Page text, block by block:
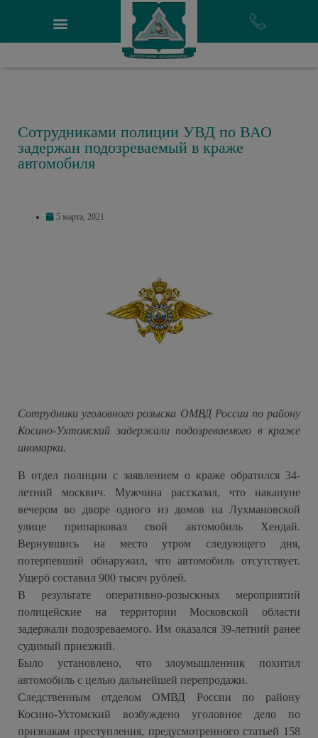
Сотрудниками полиции УВД по ВАО
задержан подозреваемый в краже
автомобиля
5 марта, 2021
Сотрудники уголовного розыска ОМВД России по району
Косино-Ухтомский задержали подозреваемого в краже
иномарки.
В отдел полиции с заявлением о краже обратился 34-
летний москвич. Мужчина рассказал, что накануне
вечером во дворе одного из домов на Лухмановской
улице припарковал свой автомобиль Хендай.
Вернувшись на место утром следующего дня,
потерпевший обнаружил, что автомобиль отсутствует.
Ущерб составил 900 тысяч рублей.
В результате оперативно-розыскных мероприятий
полицейские на территории Московской области
задержали подозреваемого. Им оказался 39-летний ранее
судимый приезжий.
Было установлено, что злоумышленник похитил
автомобиль с целью дальнейшей перепродажи.
Следственным отделом ОМВД России по району
Косино-Ухтомский возбуждено уголовное дело по
признакам преступления, предусмотренного статьей 158